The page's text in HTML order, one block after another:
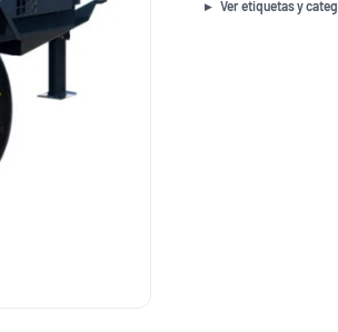
185Ver etiquetas y